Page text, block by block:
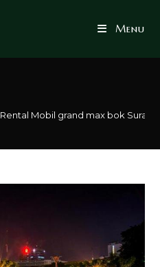
Menu
Rental Mobil grand max bok